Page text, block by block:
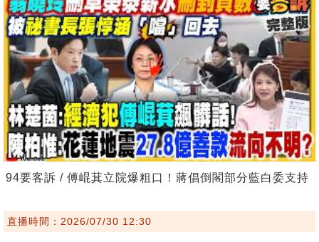
94要客訴 / 傅崐萁立院爆粗口！蔣倡倒閣部分藍白委支持
直播時間：2026/07/30 12:30